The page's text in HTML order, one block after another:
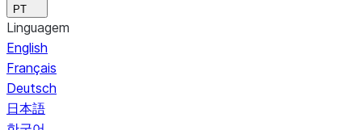
PT
Linguagem
English
Français
Deutsch
日本語